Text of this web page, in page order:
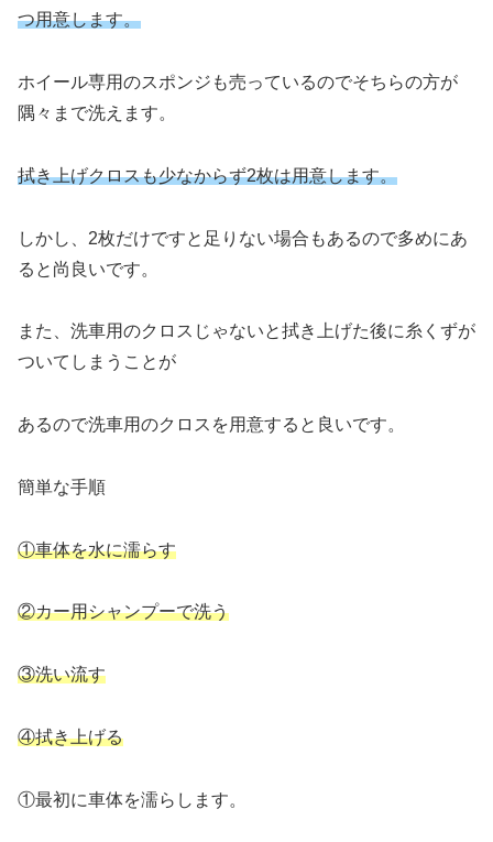
つ用意します。
ホイール専用のスポンジも売っているのでそちらの方が
隅々まで洗えます。
拭き上げクロスも少なからず2枚は用意します。
しかし、2枚だけですと足りない場合もあるので多めにあ
ると尚良いです。
また、洗車用のクロスじゃないと拭き上げた後に糸くずが
ついてしまうことが
あるので洗車用のクロスを用意すると良いです。
簡単な手順
①車体を水に濡らす
②カー用シャンプーで洗う
③洗い流す
④拭き上げる
①最初に車体を濡らします。